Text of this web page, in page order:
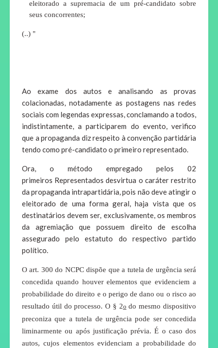
eleitorado a supremacia de um pré-candidato sobre
seus concorrentes;
(..) "
Ao exame dos autos e analisando as provas
colacionadas, notadamente as postagens nas redes
sociais com legendas expressas, conclamando a todos,
indistintamente, a participarem do evento, verifico
que a propaganda diz respeito à convenção partidária
tendo como pré-candidato o primeiro representado.
Ora, o método empregado pelos 02
primeiros Representados desvirtua o caráter restrito
da propaganda intrapartidária, pois não deve atingir o
eleitorado de uma forma geral, haja vista que os
destinatários devem ser, exclusivamente, os membros
da agremiação que possuem direito de escolha
assegurado pelo estatuto do respectivo partido
político.
O art. 300 do NCPC dispõe que a tutela de urgência será
concedida quando houver elementos que evidenciem a
probabilidade do direito e o perigo de dano ou o risco ao
resultado útil do processo. O § 2o do mesmo dispositivo
preconiza que a tutela de urgência pode ser concedida
liminarmente ou após justificação prévia. É o caso dos
autos, cujos elementos evidenciam a probabilidade do